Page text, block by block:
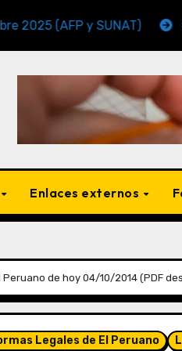
y SUNAT)
Enlaces externos
Peruano de hoy 04/10/2014 (PDF
Legales de El Peruano